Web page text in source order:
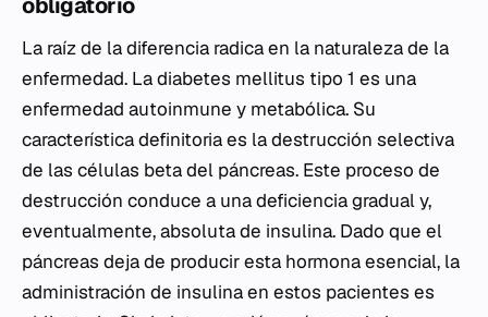
La raíz de la diferencia radica en la naturaleza de la
enfermedad. La diabetes mellitus tipo 1 es una
enfermedad autoinmune y metabólica. Su
característica definitoria es la destrucción selectiva
de las células beta del páncreas. Este proceso de
destrucción conduce a una deficiencia gradual y,
eventualmente, absoluta de insulina. Dado que el
páncreas deja de producir esta hormona esencial, la
administración de insulina en estos pacientes es